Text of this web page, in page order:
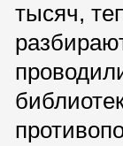
тысяч,